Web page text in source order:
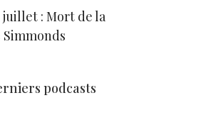
juillet : Mort de la
podcasts